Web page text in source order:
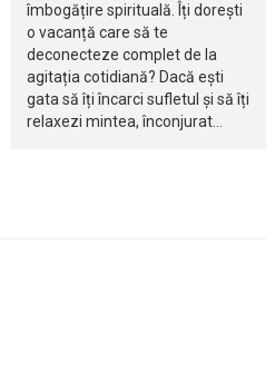
îmbogățire spirituală. Îți dorești
o vacanță care să te
deconecteze complet de la
agitația cotidiană? Dacă ești
gata să îți încarci sufletul și să îți
relaxezi mintea, înconjurat…